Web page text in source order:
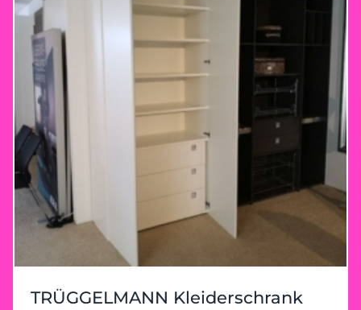
TRÜGGELMANN Kleiderschrank